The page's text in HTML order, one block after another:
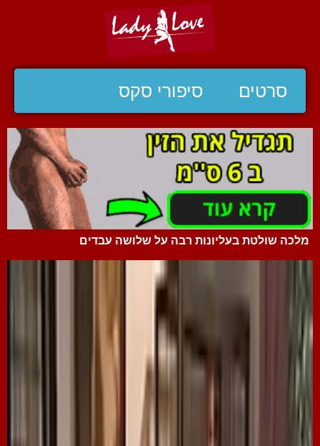
סרטים סיפורי סקס
מלכה שולטת בעליונות רבה על שלושה עבדים